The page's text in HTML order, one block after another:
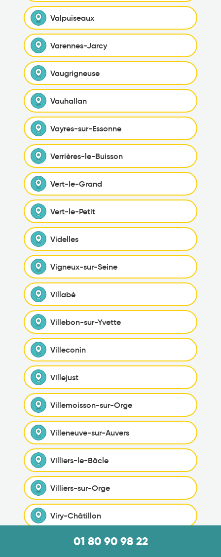
Valpuiseaux
Varennes-Jarcy
Vaugrigneuse
Vauhallan
Vayres-sur-Essonne
Verrières-le-Buisson
Vert-le-Grand
Vert-le-Petit
Videlles
Vigneux-sur-Seine
Villabé
Villebon-sur-Yvette
Villeconin
Villejust
Villemoisson-sur-Orge
Villeneuve-sur-Auvers
Villiers-le-Bâcle
Villiers-sur-Orge
Viry-Châtillon
Wissous01 80 90 98 22